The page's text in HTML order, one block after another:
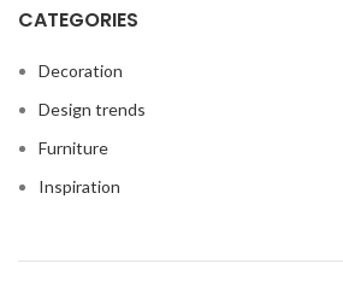
CATEGORIES
Decoration
Design trends
Furniture
Inspiration